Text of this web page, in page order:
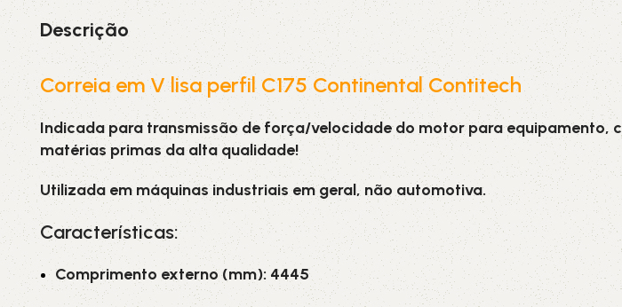
Descrição
Correia em V lisa perfil C175 Continental Contitech
Indicada para transmissão de força/velocidade do motor para equipamento,
matérias primas da alta qualidade!
Utilizada em máquinas industriais em geral, não automotiva.
Características:
Comprimento externo (mm): 4445